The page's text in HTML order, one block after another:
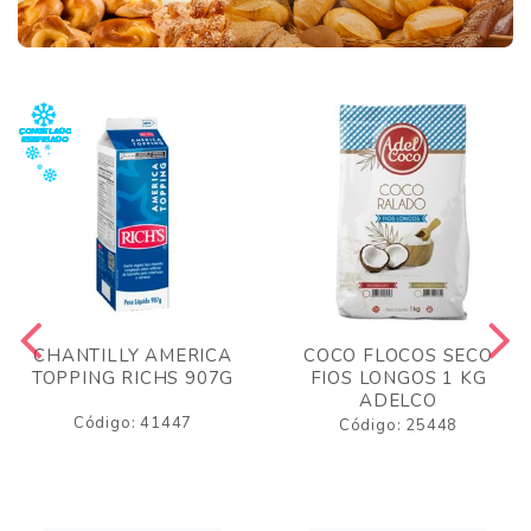
CHANTILLY AMERICA
TOPPING RICHS 907G
Código: 41447
COCO FLOCOS SECO
FIOS LONGOS 1 KG
ADELCO
Código: 25448